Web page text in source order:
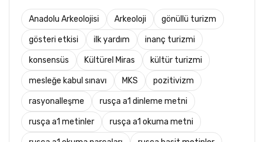
Anadolu Arkeolojisi Arkeoloji gönüllü turizm
gösteri etkisi ilk yardım inanç turizmi
konsensüs Kültürel Miras kültür turizmi
mesleğe kabul sınavı MKS pozitivizm
rasyonalleşme rusça a1 dinleme metni
rusça a1 metinler rusça a1 okuma metni